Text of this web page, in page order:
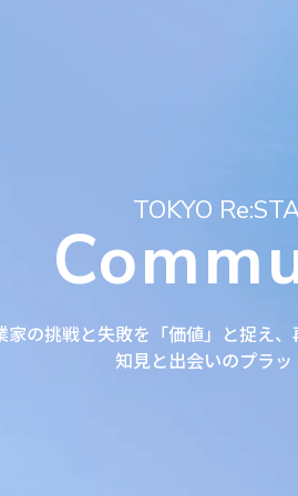
TOKYO
家の挑戦と失敗を「価値」と捉え
知見と出会いのプラ